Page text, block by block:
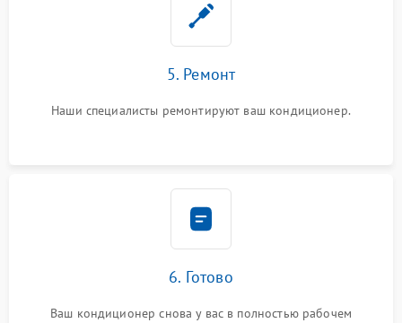
5. Ремонт
Наши специалисты ремонтируют ваш кондиционер.
6. Готово
Ваш кондиционер снова у вас в полностью рабочем